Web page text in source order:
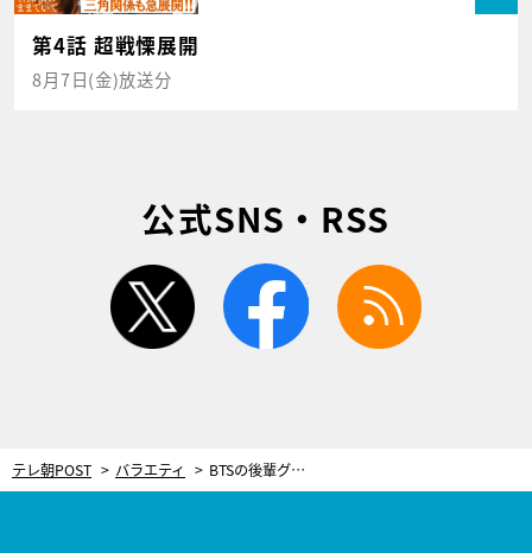
第4話 超戦慄展開
8月7日(金)放送分
公式SNS・RSS
twitter facebook
テレ朝POST バラエティ BTSの後輩グループ・&TEAMのHARUAが秘密の大失敗を告白！メンバーも「知らなかった」